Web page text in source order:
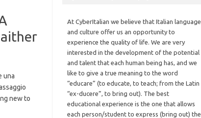
una
new to
At CyberItalian we believe that Italian language
and culture offer us an opportunity to
experience the quality of life. We are very
interested in the development of the potential
and talent that each human being has, and we
like to give a true meaning to the word
“educare” (to educate, to teach; from the Latin
“ex-ducere”, to bring out). The best
educational experience is the one that allows
each person/student to express (bring out) the